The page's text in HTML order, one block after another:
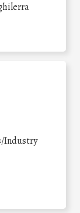
Industry